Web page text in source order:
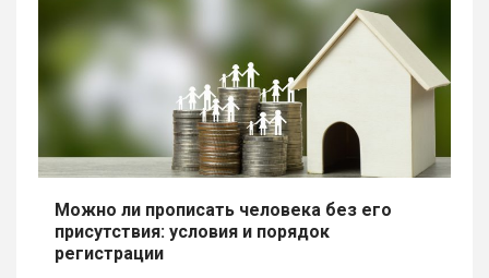
Можно ли прописать человека без его
присутствия: условия и порядок
регистрации